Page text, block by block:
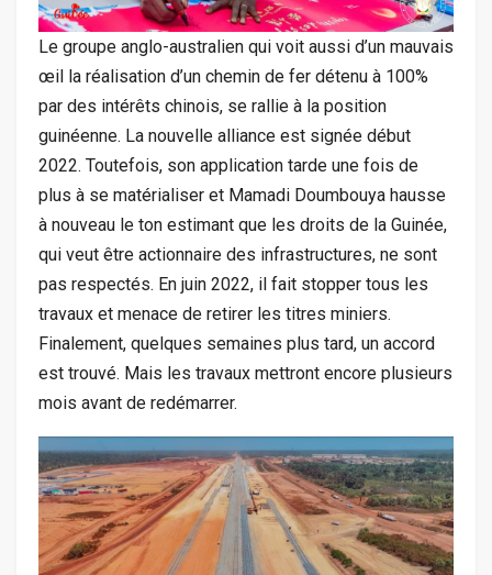
Le groupe anglo-australien qui voit aussi d’un mauvais
œil la réalisation d’un chemin de fer détenu à 100%
par des intérêts chinois, se rallie à la position
guinéenne. La nouvelle alliance est signée début
2022. Toutefois, son application tarde une fois de
plus à se matérialiser et Mamadi Doumbouya hausse
à nouveau le ton estimant que les droits de la Guinée,
qui veut être actionnaire des infrastructures, ne sont
pas respectés. En juin 2022, il fait stopper tous les
travaux et menace de retirer les titres miniers.
Finalement, quelques semaines plus tard, un accord
est trouvé. Mais les travaux mettront encore plusieurs
mois avant de redémarrer.